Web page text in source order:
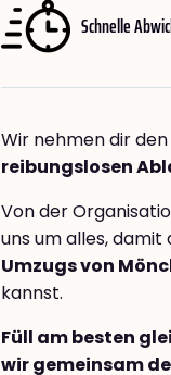
Schnelle
Wir nehmen dir
reibungslosen
Von der
uns um alles, damit
Umzugs von
kannst.
Füll am besten
wir gemeinsam